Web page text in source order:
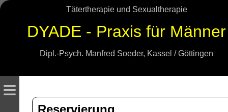
Tätertherapie und Sexualtherapie
DYADE - Praxis für Männer
Dipl.-Psych. Manfred Soeder, Kassel / Göttingen
≡
Reservierung